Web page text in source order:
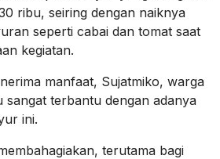
ribu, seiring dengan naiknya
seperti cabai dan tomat saat
kegiatan.
manfaat, Sujatmiko, warga
sangat terbantu dengan adanya
ini.
terutama bagi